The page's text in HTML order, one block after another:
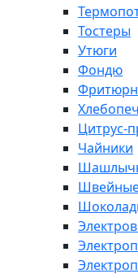
Тостеры
Утюги
Фондю
Цитрус-
Чайники